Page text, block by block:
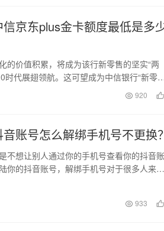
京东plus金卡额度最低是多
的价值积累，将成为该行新零售的坚实“两
代展翅领航。这可望成为中信银行“新零售
920
账号怎么解绑手机号不更换？
不想让别人通过你的手机号查看你的抖音账
你的抖音账号，解绑手机号对于很多人来说
933